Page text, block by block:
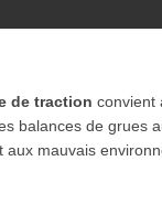
de traction convient
balances de grues
aux mauvais